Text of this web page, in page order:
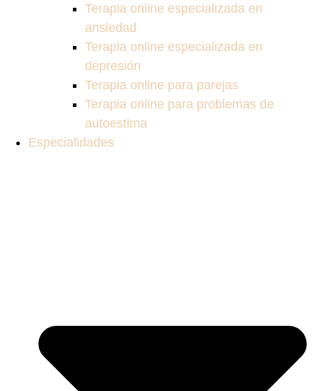
Terapia online especializada en
ansiedad
Terapia online especializada en
depresión
Terapia online para parejas
Terapia online para problemas de
autoestima
Especialidades